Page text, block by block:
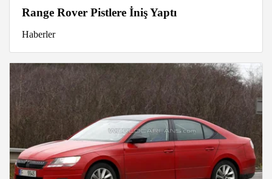
Range Rover Pistlere İniş Yaptı
Haberler